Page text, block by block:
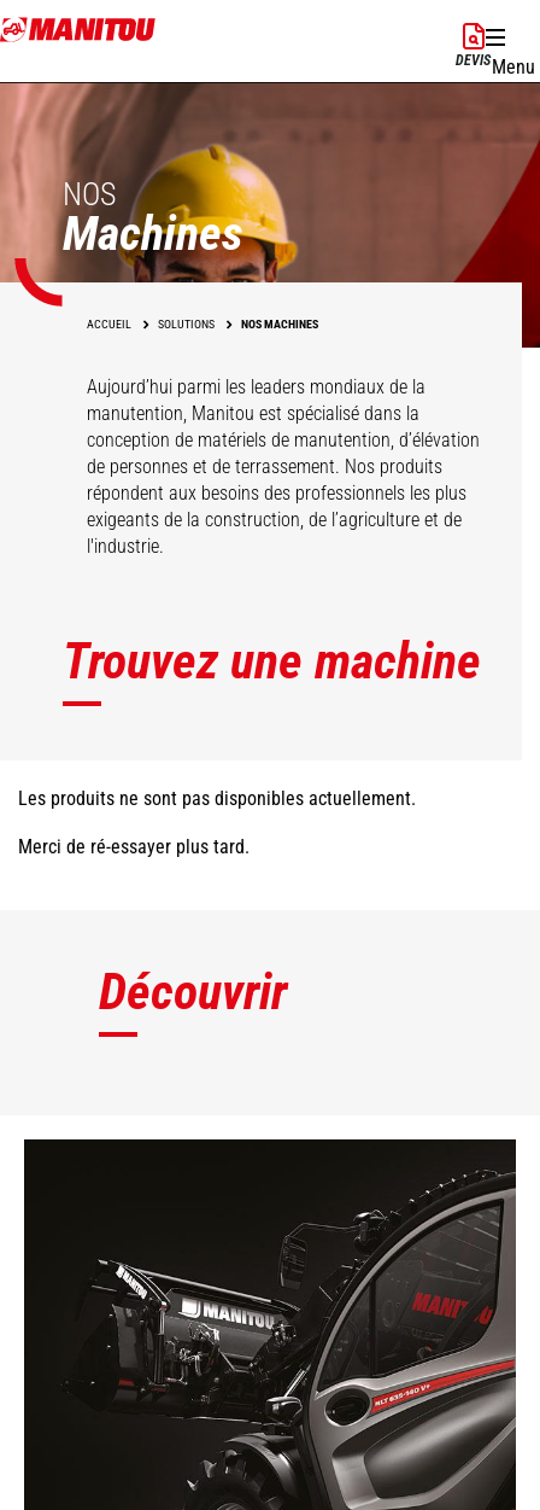
Aller
au
principal
DEVISMenu
NOS
Machines
ACCUEIL SOLUTIONS NOS MACHINES
Aujourd’hui parmi les leaders mondiaux de la
manutention, Manitou est spécialisé dans la
conception de matériels de manutention, d’élévation
de personnes et de terrassement. Nos produits
répondent aux besoins des professionnels les plus
exigeants de la construction, de l’agriculture et de
l'industrie.
Trouvez une machine
Les produits ne sont pas disponibles actuellement.
Merci de ré-essayer plus tard.
Découvrir